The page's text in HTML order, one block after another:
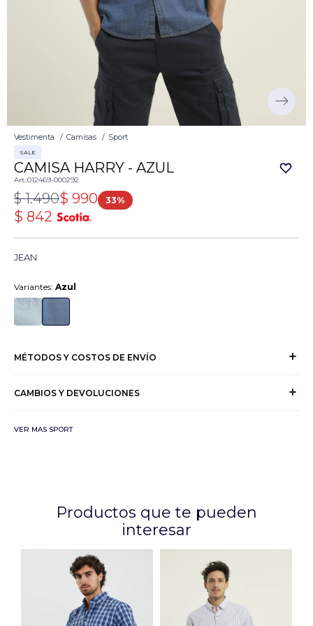
Vestimenta Camisas Sport
SALE
CAMISA HARRY - AZUL
012469-000292
$ 990
$ 1.490 33
$ 842
JEAN
Variantes: Azul
MÉTODOS Y COSTOS DE ENVÍO
CAMBIOS Y DEVOLUCIONES
VER MAS SPORT
Productos que te pueden
interesar